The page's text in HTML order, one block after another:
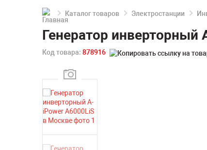
Каталог товаров Электростанции
Генератор инверторный
Код товара: 878916